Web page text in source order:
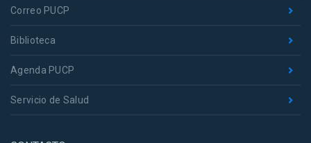
Correo PUCP
Biblioteca
Agenda PUCP
Servicio de Salud